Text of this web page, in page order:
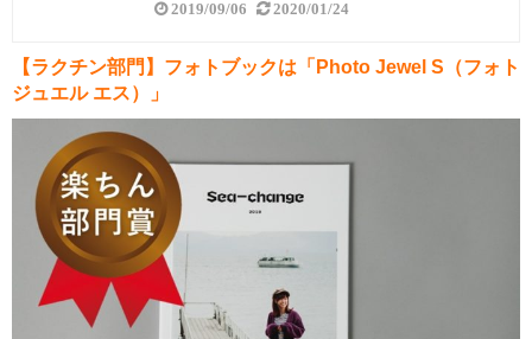
2019/09/06 2020/01/24
【ラクチン部門】フォトブックは「Photo Jewel S（フォト
ジュエル エス）」